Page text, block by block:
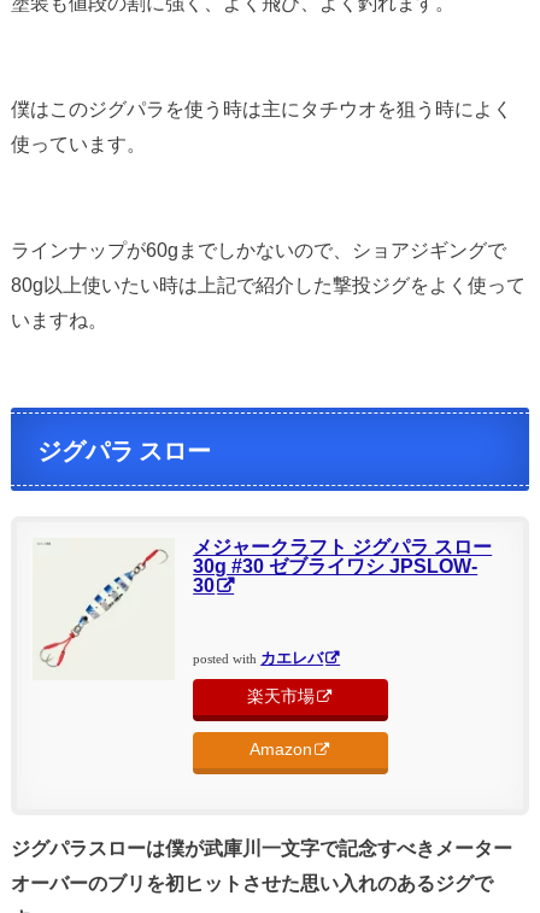
僕はこのジグパラを使う時は主にタチウオを狙う時によく
使っています。
ラインナップが60gまでしかないので、ショアジギングで
80g以上使いたい時は上記で紹介した撃投ジグをよく使って
いますね。
ジグパラ スロー
メジャークラフト ジグパラ スロー
30g #30 ゼブライワシ JPSLOW-
30
posted with カエレバ
楽天市場
Amazon
ジグパラスローは僕が武庫川一文字で記念すべきメーター
オーバーのブリを初ヒットさせた思い入れのあるジグで